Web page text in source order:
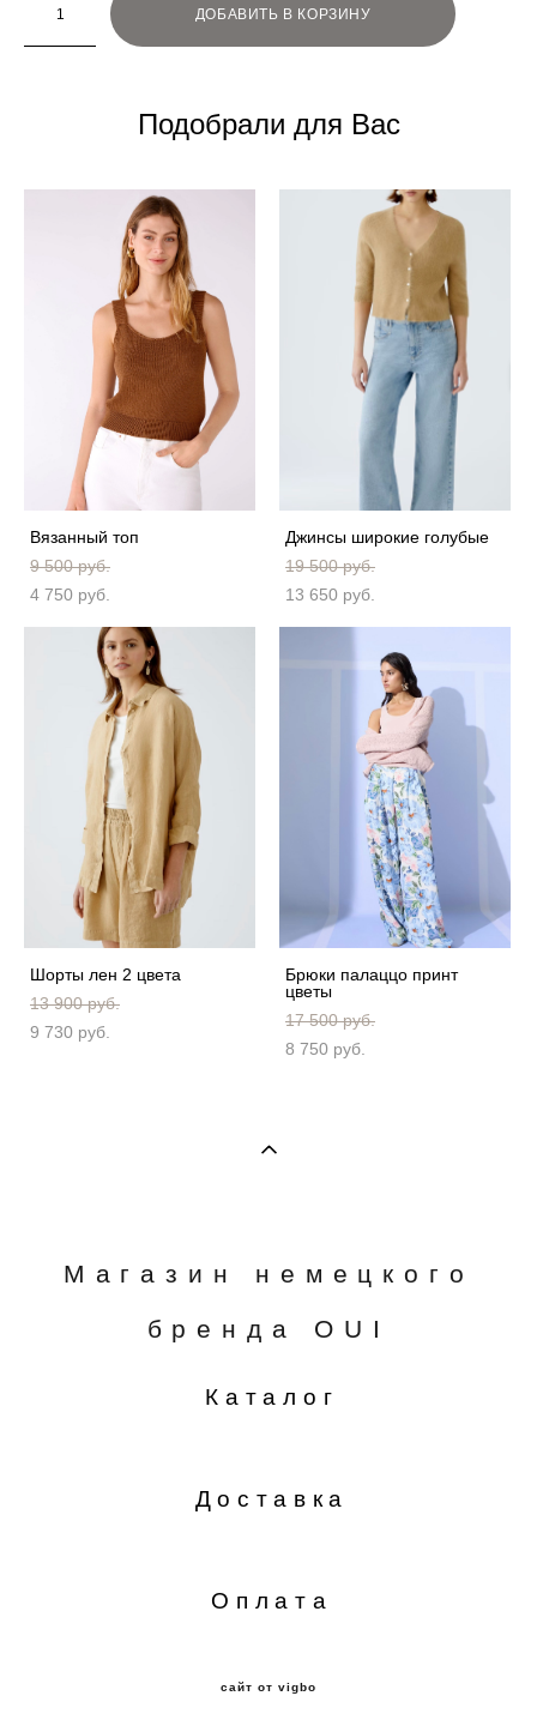
ДОБАВИТЬ В КОРЗИНУ
Подобрали для Вас
Вязанный топ
9 500 pуб.
4 750 pуб.
Джинсы широкие голубые
19 500 pуб.
13 650 pуб.
Шорты лен 2 цвета
13 900 pуб.
9 730 pуб.
Брюки палаццо принт
цветы
17 500 pуб.
8 750 pуб.
Магазин немецкого
бренда OUI
Каталог
Доставка
Оплата
сайт от vigbo